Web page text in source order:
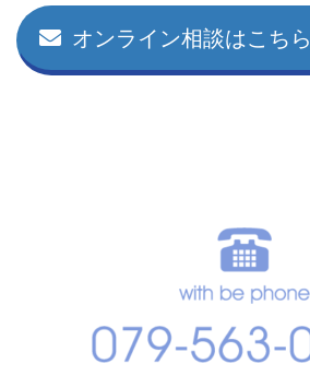
オンライン相談はこちら